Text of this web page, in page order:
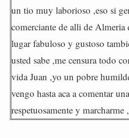
un tio muy laborioso ,eso si
comerciante de alli de Almeria
lugar fabuloso y gustoso
usted sabe ,me censura todo
vida Juan ,yo un pobre
vengo hasta aca a comentar
respetuosamente y marcharme